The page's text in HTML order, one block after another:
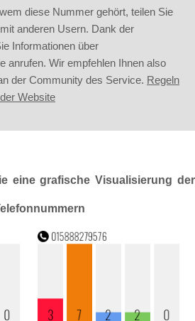
diese Nummer gehört, teilen Sie
anderen Usern. Dank der
Informationen über
anrufen. Wir empfehlen Ihnen also
der Community des Service. Regeln
Website
eine grafische Visualisierung der